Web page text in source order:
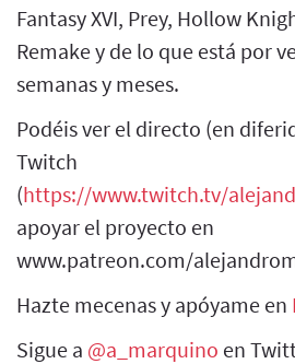
Fantasy XVI, Prey, Hollow
Remake y de lo que está por
semanas y meses.
Podéis ver el directo (en
Twitch
(https://www.twitch.tv/
apoyar el proyecto en
www.patreon.com/
Hazte mecenas y apóyame en
Sigue a @a_marquino en